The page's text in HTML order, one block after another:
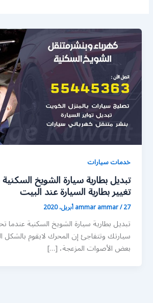
خدمات سيارات
تغيير بطارية السيارة عند البيت
ammar ammar/27 أبريل، 2020
تبديل بطارية سيارة الشويخ السكنية عندما
سيارتك وتتفاجئ إن المحرك لايقوم بالشكل
بعض الأصوات المزعجة، […]